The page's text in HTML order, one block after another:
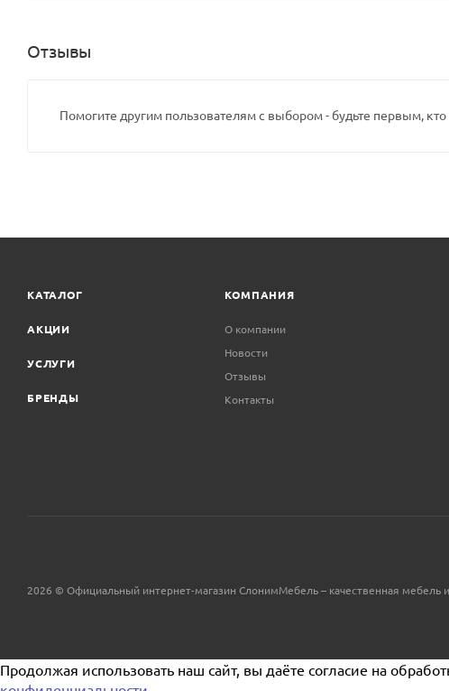
Отзывы
Помогите другим пользователям с выбором - будьте первым,
КАТАЛОГ
АКЦИИ
УСЛУГИ
БРЕНДЫ
КОМПАНИЯ
О компании
Новости
Отзывы
Контакты
2026 © Официальный интернет-магазин СлонимМебель – качественная мебель
Продолжая использовать наш сайт, вы даёте согласие на